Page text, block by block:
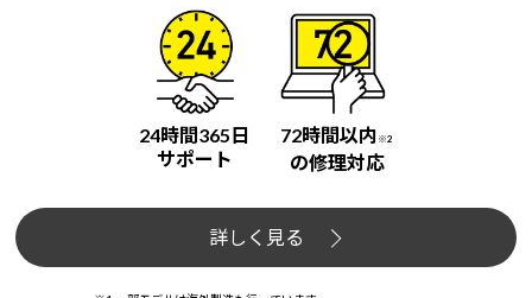
24時間365日
サポート
72時間以内 ※2
の修理対応
詳しく見る